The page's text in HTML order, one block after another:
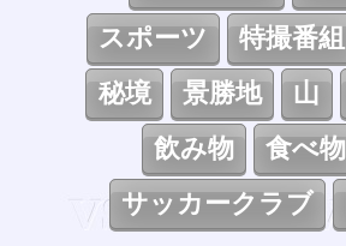
スポーツ
特撮番組
秘境
景勝地 山
飲み物
食べ物
サッカークラブ